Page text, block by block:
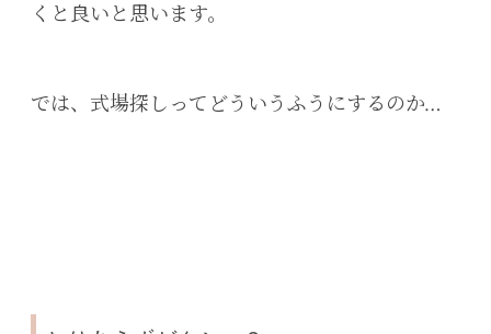
くと良いと思います。
では、式場探しってどういうふうにするのか…